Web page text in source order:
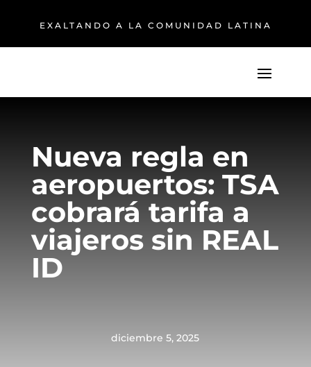
EXALTANDO A LA COMUNIDAD LATINA
Nueva regla en
aeropuertos: TSA
cobrará tarifa a
viajeros sin REAL
ID
diciembre 5, 2025